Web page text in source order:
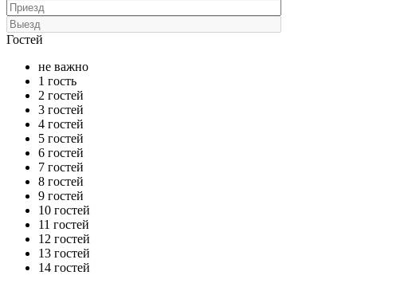
Гостей
не важно
1 гость
2 гостей
3 гостей
4 гостей
5 гостей
6 гостей
7 гостей
8 гостей
9 гостей
10 гостей
11 гостей
12 гостей
13 гостей
14 гостей